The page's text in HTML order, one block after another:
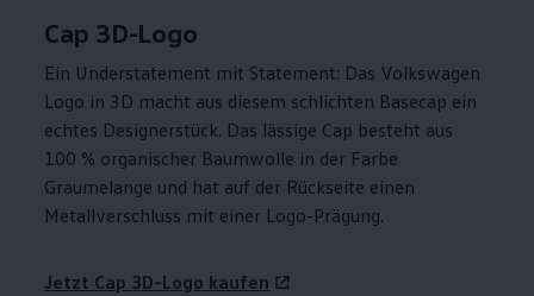
Cap 3D-Logo
Ein Understatement mit Statement: Das Volkswagen
Logo in 3D macht aus diesem schlichten Basecap ein
echtes Designerstück. Das lässige Cap besteht aus
100 % organischer Baumwolle in der Farbe
Graumelange und hat auf der Rückseite einen
Metallverschluss mit einer Logo-Prägung.
Jetzt Cap 3D-Logo kaufen